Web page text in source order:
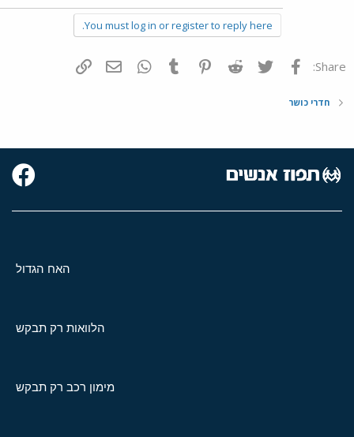
You must log in or register to reply here.
Share: פייסבוק Twitter
Reddit
Pinterest
Tumblr
WhatsAppדואר אלקטרוני
חדרי כושר
האח הגדול
הלוואות רק תבקש
מימון רכב רק תבקש